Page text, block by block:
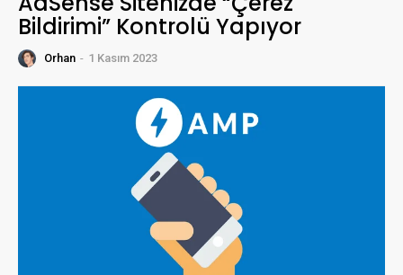
Bildirimi” Kontrolü Yapıyor
Orhan - 1 Kasım 2023